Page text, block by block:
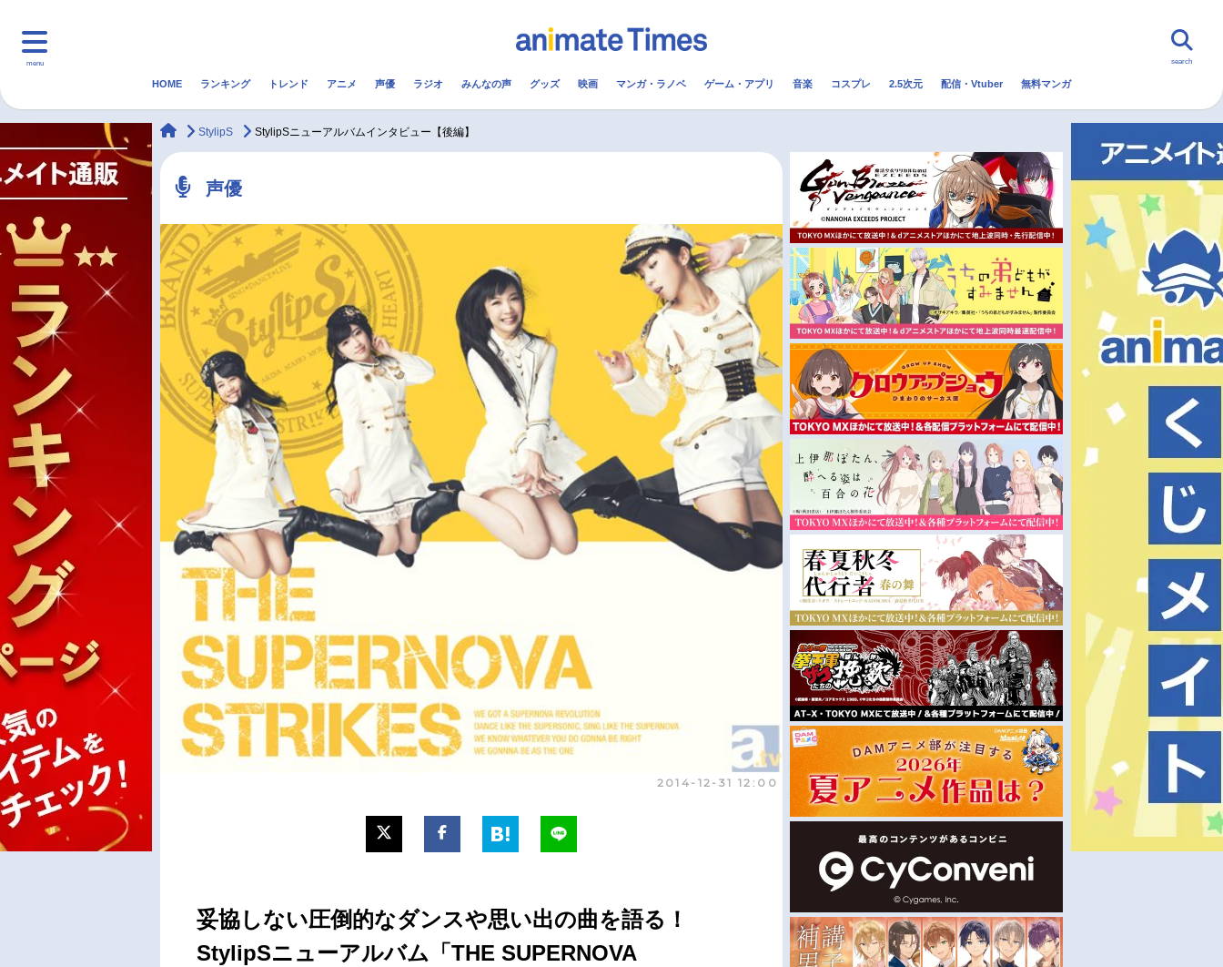
menu
マンガ・ラノベ ゲーム・アプリ 配信・Vtuber トレンド 無料マンガ
最新記事一覧
アニメ記事一覧
声優記事一覧
実写化映画一覧
男性声優/女性声優一覧
今期アニメ曜日別一覧
春アニメ
夏アニメ
秋アニメ
冬アニメ
FOLLOW US
search
HOME ランキング トレンド アニメ 声優 ラジオ みんなの声 グッズ 映画 マンガ・ラノベ ゲーム・アプリ 音楽 コスプレ 2.5次元 配信・Vtuber 無料マンガ
animateTimes
StylipS StylipSニューアルバムインタビュー【後編】
声優
2014-12-31 12:00
妥協しない圧倒的なダンスや思い出の曲を語る！
StylipSニューアルバム「THE SUPERNOVA